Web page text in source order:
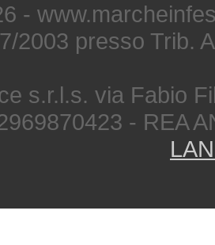
-
2003 presso Trib.
s.r.l.s. via Fabio
- REA